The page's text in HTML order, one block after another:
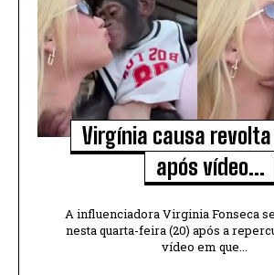
Virgínia causa
após vídeo...
A influenciadora Virginia Fonseca
nesta quarta-feira (20) após a
vídeo em que...